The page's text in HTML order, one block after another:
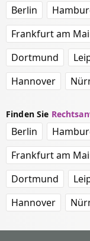
Berlin
Frankfurt am
Dortmund
Hannover
Finden Sie
Berlin
Frankfurt am
Dortmund
Hannover